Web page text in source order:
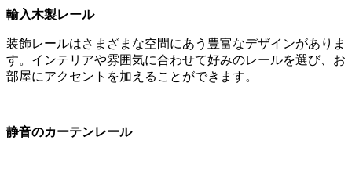
輸入木製レール
装飾レールはさまざまな空間にあう豊富なデザインがありま
す。インテリアや雰囲気に合わせて好みのレールを選び、お
部屋にアクセントを加えることができます。
静音のカーテンレール